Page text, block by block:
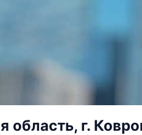
область, г.